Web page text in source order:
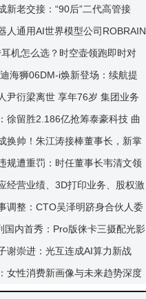
新老交接：“90后”二代高管接
新篇章
人通用AI世界模型公司ROBRAIN
人行业迈向新纪元
机怎么选？时空壶领跑即时对
等各有专长
海狮06DM-i焕新登场：续航提
达 12.99万起售
尹衍梁离世 享年76岁 集团业务
稳健前行
徐留胜2.186亿抢筹泰豪科技 曲
售线上线下
换帅！朱江涛接棒董事长，新掌
征程
规遭重罚：时任董事长韦清文领
联方资金占用余波未平
经营业绩、3D打印业务、股权激
方面情况
调整：CTO吴泽明跻身合伙人委
汇报线转向蒋凡引关注
国内首秀：Pro版徕卡三摄配光影
准版长焦实力不俗
谢崇进：光互连成AI算力新战
期如何破局？
女性消费新画像与未来趋势深度